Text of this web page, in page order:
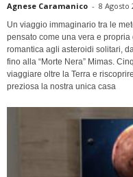
Agnese Caramanico - 8 Agosto
Un viaggio immaginario tra le
pensato come una vera e
romantica agli asteroidi solitari,
fino alla “Morte Nera” Mimas.
viaggiare oltre la Terra e
preziosa la nostra unica casa